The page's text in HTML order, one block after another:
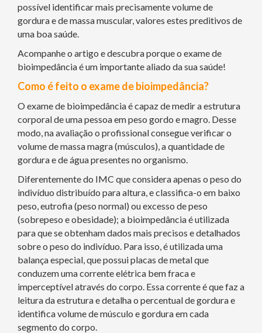
possível identificar mais precisamente volume de
gordura e de massa muscular, valores estes preditivos de
uma boa saúde.
Acompanhe o artigo e descubra porque o exame de
bioimpedância é um importante aliado da sua saúde!
Como é feito o exame de bioimpedância?
O exame de bioimpedância é capaz de medir a estrutura
corporal de uma pessoa em peso gordo e magro. Desse
modo, na avaliação o profissional consegue verificar o
volume de massa magra (músculos), a quantidade de
gordura e de água presentes no organismo.
Diferentemente do IMC que considera apenas o peso do
indivíduo distribuído para altura, e classifica-o em baixo
peso, eutrofia (peso normal) ou excesso de peso
(sobrepeso e obesidade); a bioimpedância é utilizada
para que se obtenham dados mais precisos e detalhados
sobre o peso do indivíduo. Para isso, é utilizada uma
balança especial, que possui placas de metal que
conduzem uma corrente elétrica bem fraca e
imperceptível através do corpo. Essa corrente é que faz a
leitura da estrutura e detalha o percentual de gordura e
identifica volume de músculo e gordura em cada
segmento do corpo.